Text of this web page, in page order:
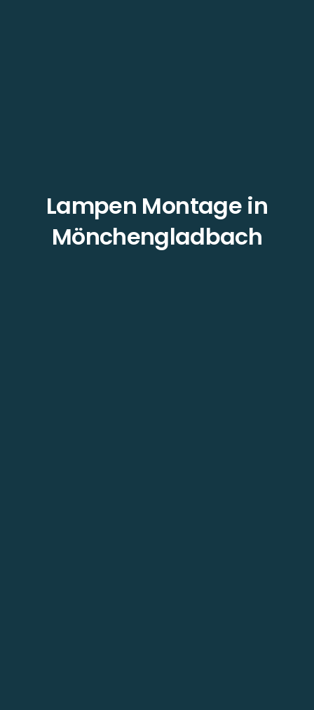
Lampen Montage in
Mönchengladbach